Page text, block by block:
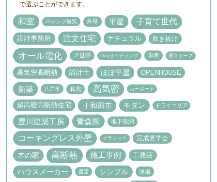
で選ぶことができます。
和室 パッシブ換気 外壁 平屋 子育て世代
設計事務所 注文住宅 ナチュラル 吹き抜け
オール電化 ２世帯 Danサイディング 車庫 薪ストーブ
高気密高断熱 設計士 ほぼ平屋 OPENHOUSE
新築 八戸市 和風 高気密 カーポート
超高密高断熱住宅 十和田市 モダン ドライエリア
豊川建築工房 青森県 地下収納
コーキングレス外壁 クラシック 完成見学会
木の家 高断熱 施工事例 工務店
ハウスメーカー 書斎 シンプル 洋風